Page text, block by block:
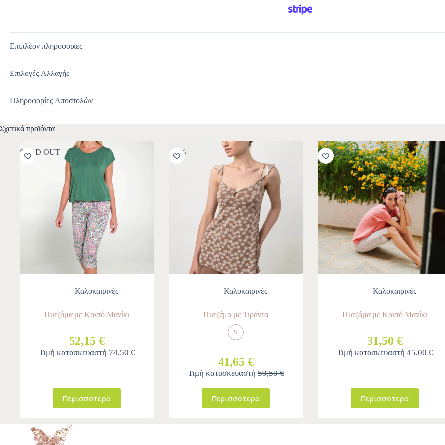
Επιπλέον πληροφορίες
Επιλογές Αλλαγής
Πληροφορίες Αποστολών
Σχετικά προϊόντα
SOLD OUT
Καλοκαιρινές
Πυτζάμα με Κοντό Μανίκι
52,15 €
Τιμή κατασκευαστή 74,50 €
Περισσότερα
-30%
Καλοκαιρινές
Πυτζάμα με Τιράντα
S
41,65 €
Τιμή κατασκευαστή59,50 €
Περισσότερα
SOLD OUT
Καλοκαιρινές
Πυτζάμα με Κοντό Μανίκι
31,50 €
Τιμή κατασκευαστή45,00 €
Περισσότερα